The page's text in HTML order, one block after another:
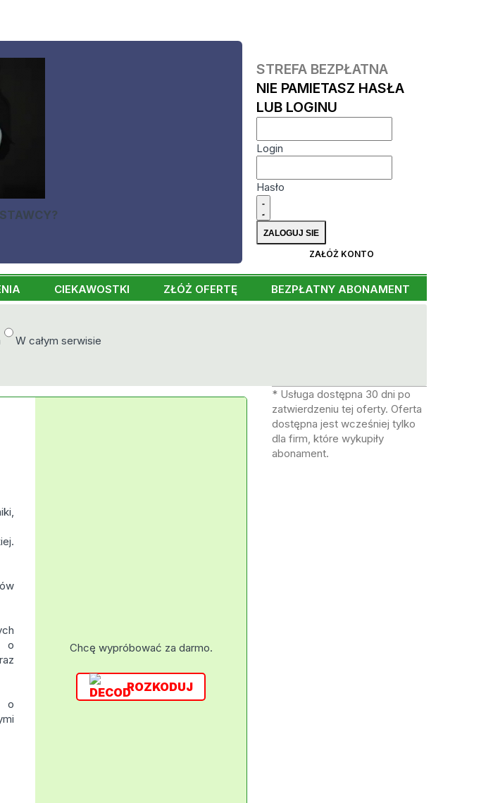
STREFA BEZPŁATNA
NIE PAMIETASZ HASŁA
LUB LOGINU
Login
Hasło
ZAŁÓŻ KONTO
CIEKAWOSTKI ZŁÓŻ OFERTĘ BEZPŁATNY ABONAMENT
W całym serwisie
o
o
Chcę wypróbować za darmo.
ROZKODUJ
* Usługa dostępna 30 dni po
zatwierdzeniu tej oferty. Oferta
dostępna jest wcześniej tylko
dla firm, które wykupiły
abonament.